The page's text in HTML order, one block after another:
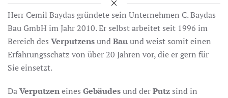
Herr Cemil Baydas gründete sein Unternehmen C. Baydas
Bau GmbH im Jahr 2010. Er selbst arbeitet seit 1996 im
Bereich des VerputzensundBauund weist somit einen
Erfahrungsschatz von über 20 Jahren vor, die er gern für
Sie einsetzt.
DaVerputzeneines Gebäudesund derPutz sind in